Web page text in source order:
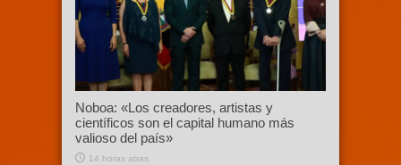
Noboa: «Los creadores, artistas y
científicos son el capital humano más
valioso del país»
14 horas atras